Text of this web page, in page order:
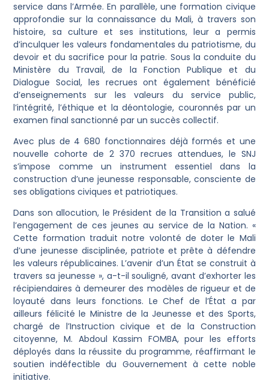
service dans l’Armée. En parallèle, une formation civique
approfondie sur la connaissance du Mali, à travers son
histoire, sa culture et ses institutions, leur a permis
d’inculquer les valeurs fondamentales du patriotisme, du
devoir et du sacrifice pour la patrie. Sous la conduite du
Ministère du Travail, de la Fonction Publique et du
Dialogue Social, les recrues ont également bénéficié
d’enseignements sur les valeurs du service public,
l’intégrité, l’éthique et la déontologie, couronnés par un
examen final sanctionné par un succès collectif.
Avec plus de 4 680 fonctionnaires déjà formés et une
nouvelle cohorte de 2 370 recrues attendues, le SNJ
s’impose comme un instrument essentiel dans la
construction d’une jeunesse responsable, consciente de
ses obligations civiques et patriotiques.
Dans son allocution, le Président de la Transition a salué
l’engagement de ces jeunes au service de la Nation. «
Cette formation traduit notre volonté de doter le Mali
d’une jeunesse disciplinée, patriote et prête à défendre
les valeurs républicaines. L’avenir d’un État se construit à
travers sa jeunesse », a-t-il souligné, avant d’exhorter les
récipiendaires à demeurer des modèles de rigueur et de
loyauté dans leurs fonctions. Le Chef de l’État a par
ailleurs félicité le Ministre de la Jeunesse et des Sports,
chargé de l’Instruction civique et de la Construction
citoyenne, M. Abdoul Kassim FOMBA, pour les efforts
déployés dans la réussite du programme, réaffirmant le
soutien indéfectible du Gouvernement à cette noble
initiative.